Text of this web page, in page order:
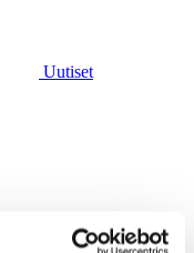
Uutiset
Virtuaalimuseo